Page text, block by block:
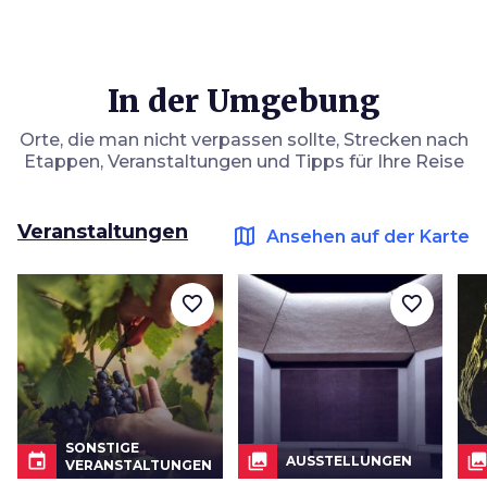
In der Umgebung
Orte, die man nicht verpassen sollte, Strecken nach
Etappen, Veranstaltungen und Tipps für Ihre Reise
Veranstaltungen map Ansehen auf der Karte
event
SONSTIGE
VERANSTALTUNGEN
favorite_border
collections AUSSTELLUNGEN
favorite_border